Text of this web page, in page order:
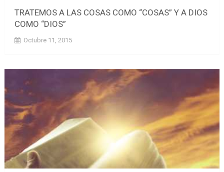
TRATEMOS A LAS COSAS COMO “COSAS” Y A DIOS
COMO “DIOS”
Octubre 11, 2015